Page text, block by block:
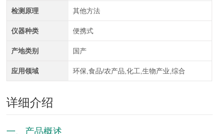
检测原理 其他方法
仪器种类 便携式
产地类别 国产
应用领域 环保,食品/农产品,化工,生物产业,综合
详细介绍
一、产品概述